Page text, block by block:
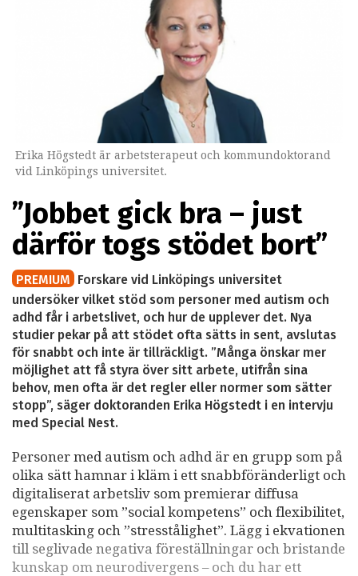
Erika Högstedt är arbetsterapeut och kommundoktorand
vid Linköpings universitet.
”Jobbet gick bra – just
därför togs stödet bort”
PREMIUM Forskare vid Linköpings universitet
undersöker vilket stöd som personer med autism och
adhd får i arbetslivet, och hur de upplever det. Nya
studier pekar på att stödet ofta sätts in sent, avslutas
för snabbt och inte är tillräckligt. ”Många önskar mer
möjlighet att få styra över sitt arbete, utifrån sina
behov, men ofta är det regler eller normer som sätter
stopp”, säger doktoranden Erika Högstedt i en intervju
med Special Nest.
Personer med autism och adhd är en grupp som på
olika sätt hamnar i kläm i ett snabbföränderligt och
digitaliserat arbetsliv som premierar diffusa
egenskaper som ”social kompetens” och flexibilitet,
multitasking och ”stresstålighet”. Lägg i ekvationen
till seglivade negativa föreställningar och bristande
kunskap om neurodivergens – och du har ett